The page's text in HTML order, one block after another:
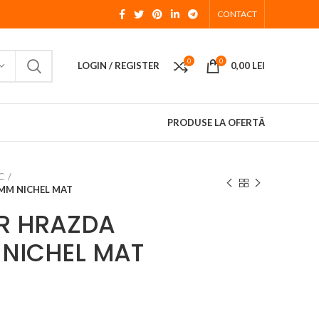
CONTACT
LOGIN / REGISTER 0 0 0,00 LEI
PRODUSE LA OFERTĂ
NICHEL MAT
HRAZDA
MAT